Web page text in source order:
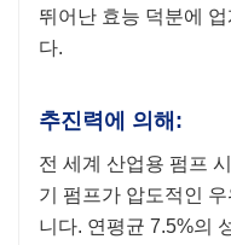
뛰어난 효능 덕분에
다.
추진력에 의해:
전 세계 산업용 펌프
기 펌프가 압도적인
니다. 연평균 7.5%의